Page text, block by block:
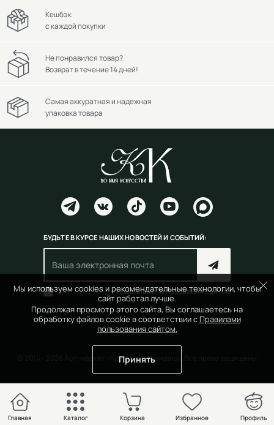
Мы используем cookies и рекомендательные технологии, чтобы
сайт работал лучше.
Продолжая просмотр этого сайта, Вы соглашаетесь на
обработку файлов cookie в соответствии с Правилами
пользования сайтом.
Принять
Кешбэк
с каждой покупки
Не понравился товар?
Возврат в течение 14 дней!
Самая аккуратная и надежная
упаковка товара
БУДЬТЕ В КУРСЕ НАШИХ НОВОСТЕЙ И СОБЫТИЙ:
Согласен(на) справилами пользования сайтом
© 2014 - 2026 Арт-маркет «Красный Карандаш». Все права защищены
Главная Каталог Избранное Профиль
Корзина